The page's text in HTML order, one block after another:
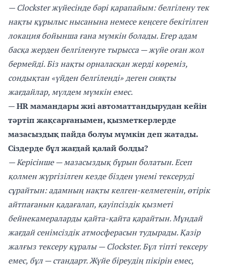
— Clockster жүйесінде бәрі қарапайым: белгілену тек
нақты құрылыс нысанына немесе кеңсеге бекітілген
локация бойынша ғана мүмкін болады. Егер адам
басқа жерден белгіленуге тырысса — жүйе оған жол
бермейді. Біз нақты орналасқан жерді көреміз,
сондықтан «үйден белгіленді» деген сияқты
жағдайлар, мүлдем мүмкін емес.
— HR мамандары жиі автоматтандырудан кейін
тәртіп жақсарғанымен, қызметкерлерде
мазасыздық пайда болуы мүмкін деп жатады.
Сіздерде бұл жағдай қалай болды?
— Керісінше — мазасыздық бұрын болатын. Есеп
қолмен жүргізілген кезде бізден үнемі тексеруді
сұрайтын: адамның нақты келген-келмегенін, өтірік
айтпағанын қадағалап, қауіпсіздік қызметі
бейнекамераларды қайта-қайта қарайтын. Мұндай
жағдай сенімсіздік атмосферасын тудырады. Қазір
жалғыз тексеру құралы — Clockster. Бұл тіпті тексеру
емес, бұл — стандарт. Жүйе біреудің пікірін емес,